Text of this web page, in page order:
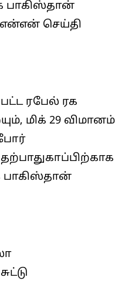
பாகிஸ்தான்
செய்தி
ரபேல் ரக
மிக் 29 விமானம்
பாகிஸ்தான்